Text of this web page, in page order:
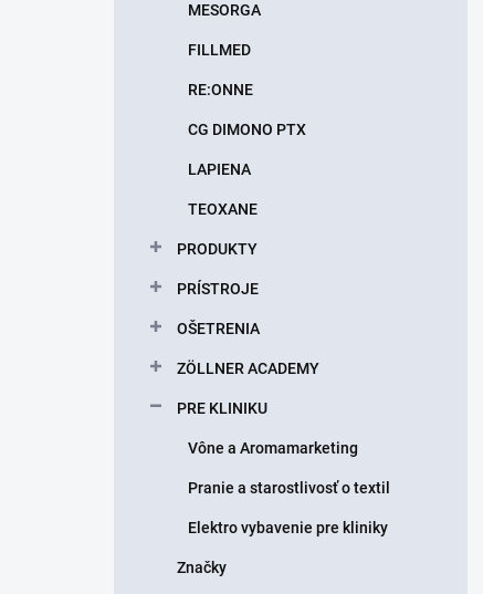
MESORGA
FILLMED
RE:ONNE
CG DIMONO PTX
LAPIENA
TEOXANE
PRODUKTY
PRÍSTROJE
OŠETRENIA
ZÖLLNER ACADEMY
PRE KLINIKU
Vône a Aromamarketing
Pranie a starostlivosť o textil
Elektro vybavenie pre kliniky
Značky